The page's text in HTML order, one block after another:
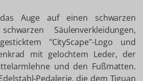
Auge auf einen schwarzen
Säulenverkleidungen,
"CityScape"-Logo und
mit gelochtem Leder, der
und den Fußmatten.
Pedalerie, die dem Tiguan